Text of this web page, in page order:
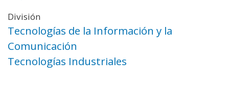
División
Tecnologías de la Información y la
Comunicación
Tecnologías Industriales